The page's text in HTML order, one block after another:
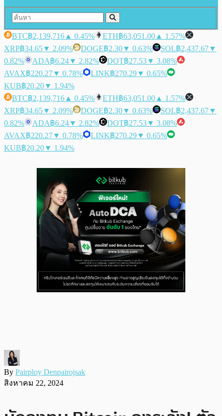
BTC฿2,139,716 ▲ 0.45% ETH฿63,051.00 ▲ 1.57%
XRP฿34.65▼ 2.09% DOGE฿2.30▼ 0.63% SOL฿2,437.67▼
0.82%
ADA฿6.24▼ 2.82% DOT฿27.53▼ 3.08%
AVAX฿220.27▼ 0.78% LINK฿270.29▼ 0.65%
KUB฿20.20▼ 1.94%
BTC฿2,139,716 ▲ 0.45% ETH฿63,051.00 ▲ 1.57%
XRP฿34.65▼ 2.09% DOGE฿2.30▼ 0.63% SOL฿2,437.67▼
0.82%
ADA฿6.24▼ 2.82% DOT฿27.53▼ 3.08%
AVAX฿220.27▼ 0.78% LINK฿270.29▼ 0.65%
KUB฿20.20▼ 1.94%
By Pairploy Denpairojsak
สิงหาคม 22, 2024